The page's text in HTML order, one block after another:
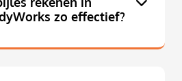
zo effectief?